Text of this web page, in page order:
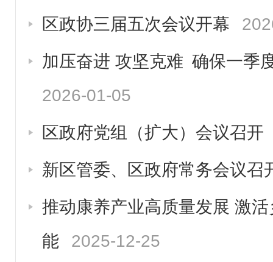
区政协三届五次会议开幕
加压奋进 攻坚克难 确保一季
2026-01-05
区政府党组（扩大）会议召开
新区管委、区政府常务会议召
推动康养产业高质量发展 激
能
2025-12-25